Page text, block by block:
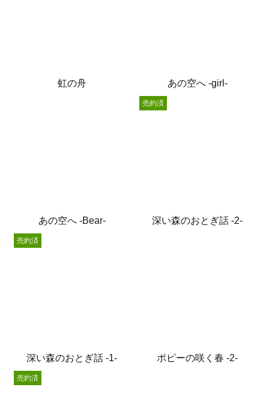
虹の舟 あの空へ -girl-
あの空へ -Bear- 深い森のおとぎ話 -2-
売約済
深い森のおとぎ話 -1-
売約済
ポピーの咲く春 -2-
売約済